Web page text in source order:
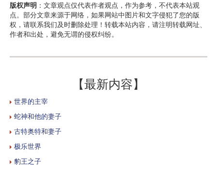
版权声明 ：文章观点仅代表作者观点，作为参考，不代表本站观
点。部分文章来源于网络，如果网站中图片和文字侵犯了您的版
权，请联系我们及时删除处理！转载本站内容，请注明转载网址、
作者和出处，避免无谓的侵权纠纷。
【最新内容】
世界的主宰
蛇神和他的妻子
古特奥特和妻子
极乐世界
豹王之子